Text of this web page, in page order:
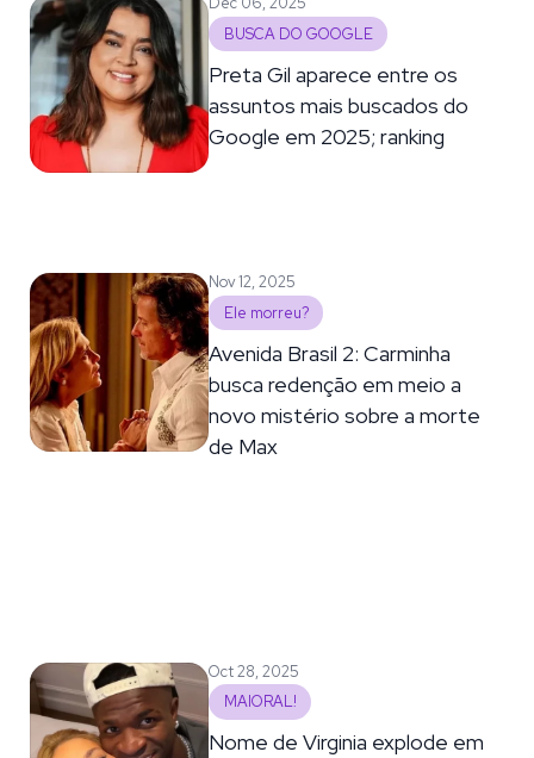
BUSCA DO GOOGLE
Preta Gil aparece entre os
assuntos mais buscados do
Google em 2025; ranking
Nov 12, 2025
Ele morreu?
Avenida Brasil 2: Carminha
busca redenção em meio a
novo mistério sobre a morte
de Max
Oct 28, 2025
MAIORAL!
Nome de Virginia explode em